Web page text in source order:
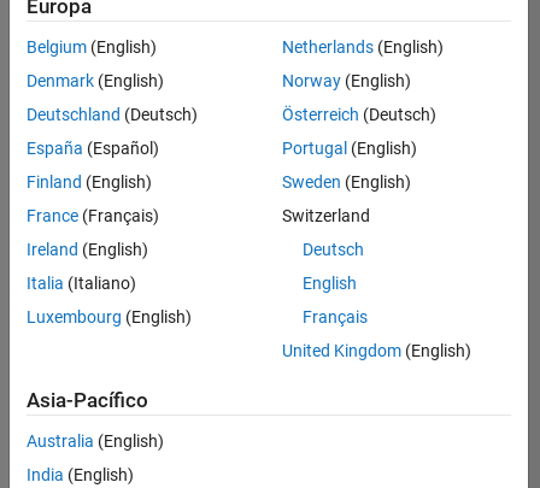
Guardar
empleos
seleccionados
No se
han
traducido
todos
los
empleos.
Busque
por
ubicación
todos
empleos
en su
Europa
Belgium (English)
Denmark (English)
Deutschland (Deutsch)
España (Español)
Finland (English)
France (Français)
Ireland (English)
Italia (Italiano)
Luxembourg (English)
Netherlands(English)
Norway(English)
Österreich (Deutsch)
Portugal (English)
Sweden (English)
Switzerland
Deutsch
English
Français
United Kingdom(English)
Asia-Pacífico
Australia (English)
India (English)